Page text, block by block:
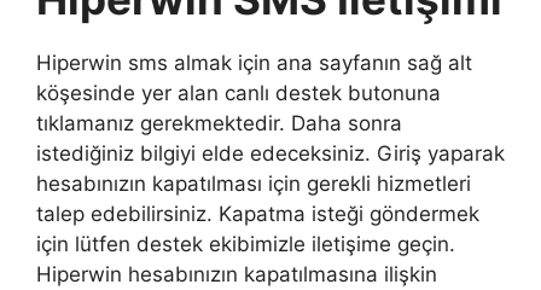
Hiperwin sms almak için ana sayfanın sağ alt
köşesinde yer alan canlı destek butonuna
tıklamanız gerekmektedir. Daha sonra
istediğiniz bilgiyi elde edeceksiniz. Giriş yaparak
hesabınızın kapatılması için gerekli hizmetleri
talep edebilirsiniz. Kapatma isteği göndermek
için lütfen destek ekibimizle iletişime geçin.
Hiperwin hesabınızın kapatılmasına ilişkin